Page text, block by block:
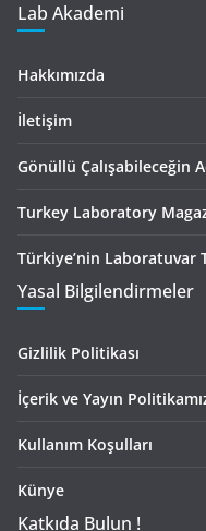
Lab Akademi
Hakkımızda
İletişim
Gönüllü Çalışabileceğin
Turkey Laboratory
Türkiye’nin Laboratuvar
Yasal Bilgilendirmeler
Gizlilik Politikası
İçerik ve Yayın
Kullanım Koşulları
Künye
Katkıda Bulun !